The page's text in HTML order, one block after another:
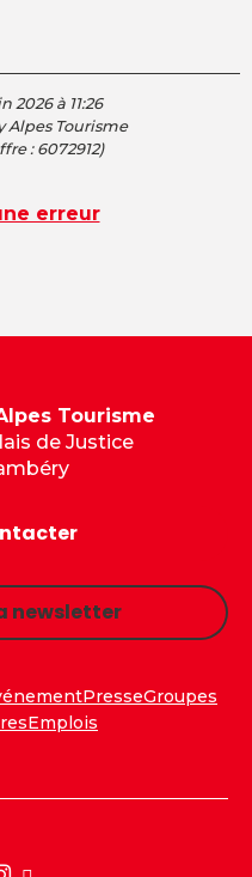
2026 à 11:26
Alpes Tourisme
:6072912)
erreur
Tourisme
de Justice
newsletter
PresseGroupes
Emplois